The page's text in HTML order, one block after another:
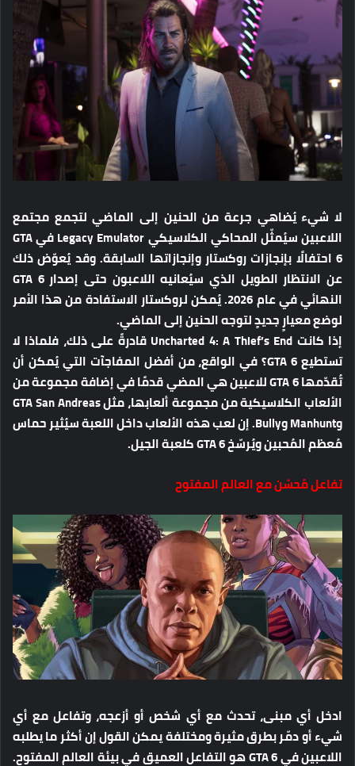
لا شيء يُضاهي جرعة من الحنين إلى الماضي لتجمع مجتمع
اللاعبين سيُمثّل المحاكي الكلاسيكي Legacy Emulator في ​​GTA
6 احتفالًا بإنجازات روكستار وإنجازاتها السابقة. وقد يُعوّض ذلك
عن الانتظار الطويل الذي سيُعانيه اللاعبون حتى إصدار GTA 6
النهائي في عام 2026. يُمكن لروكستار الاستفادة من هذا الأمر
لوضع معيارٍ جديدٍ لتوجه الحنين إلى الماضي.
إذا كانت Uncharted 4: A Thief’s End قادرةً على ذلك، فلماذا لا
تستطيع GTA 6؟ في الواقع، من أفضل المفاجآت التي يُمكن أن
تُقدّمها GTA 6 للاعبين هي المضي قدمًا في إضافة مجموعة من
الألعاب الكلاسيكية من مجموعة ألعابها، مثل GTA San Andreas
وManhunt وBully. إن لعب هذه الألعاب داخل اللعبة سيُثير حماس
مُعظم المُحبين ويُرسّخ GTA 6 كلعبة الجيل.
تفاعل مُحسّن مع العالم المفتوح
ادخل أي مبنى، تحدث مع أي شخص أو أزعجه، وتفاعل مع أي
شيء أو دمّر بطرق مثيرة ومختلفة يمكن القول إن أكثر ما يطلبه
اللاعبين في GTA 6 هو التفاعل العميق في بيئة العالم المفتوح.